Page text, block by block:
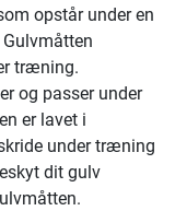
opstår under en
træning.
og passer under
er lavet i
under træning
dit gulv